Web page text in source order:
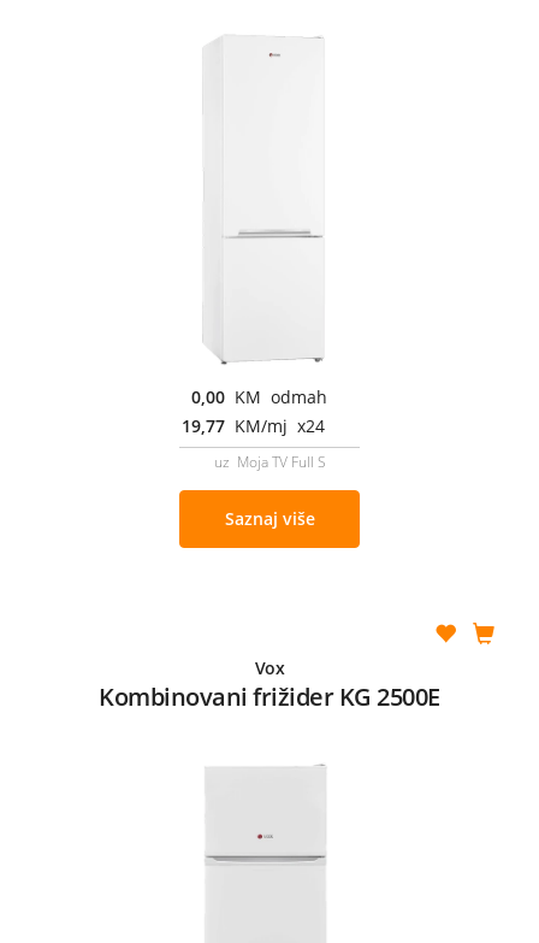
0,00 KM odmah
19,77 KM/mj x24
uz Moja TV Full S
Saznaj više
Vox
Kombinovani frižider KG 2500E